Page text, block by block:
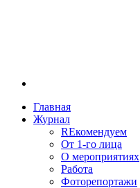
Главная
Журнал
REкомендуем
От 1-го лица
О мероприятиях
Работа
Фоторепортажи